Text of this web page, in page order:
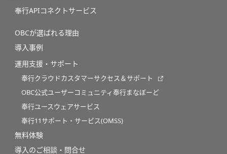
奉行APIコネクトサービス
OBCが選ばれる理由
導入事例
運用支援・サポート
奉行クラウドカスタマーサクセス＆サポート
OBC公式ユーザーコミュニティ奉行まなぼーど
奉行ユースウェアサービス
奉行11サポート・サービス(OMSS)
無料体験
導入のご相談・問合せ